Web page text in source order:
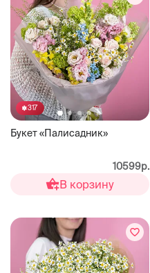
317
Букет «Палисадник»
10599р.
В корзину